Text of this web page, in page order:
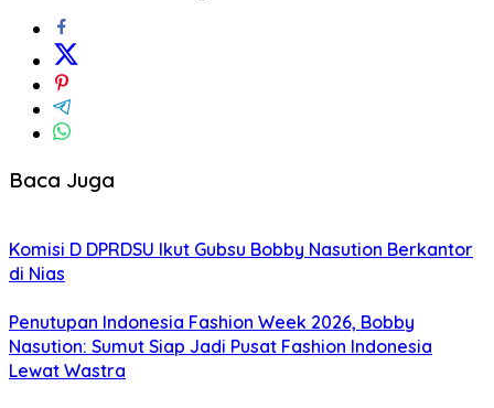
Baca Juga
Komisi D DPRDSU Ikut Gubsu Bobby Nasution Berkantor
di Nias
Penutupan Indonesia Fashion Week 2026, Bobby
Nasution: Sumut Siap Jadi Pusat Fashion Indonesia
Lewat Wastra